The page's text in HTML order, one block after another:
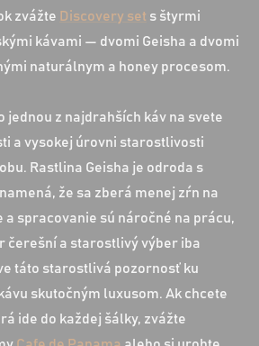
zvážte Discovery set s štyrmi
kávami — dvomi Geisha a dvomi
naturálnym a honey procesom.
jednou z najdrahších káv na svete
a vysokej úrovni starostlivosti
Rastlina Geisha je odroda s
že sa zberá menej zŕn na
a spracovanie sú náročné na prácu,
čerešní a starostlivý výber iba
táto starostlivá pozornosť ku
skutočným luxusom. Ak chcete
ide do každej šálky, zvážte